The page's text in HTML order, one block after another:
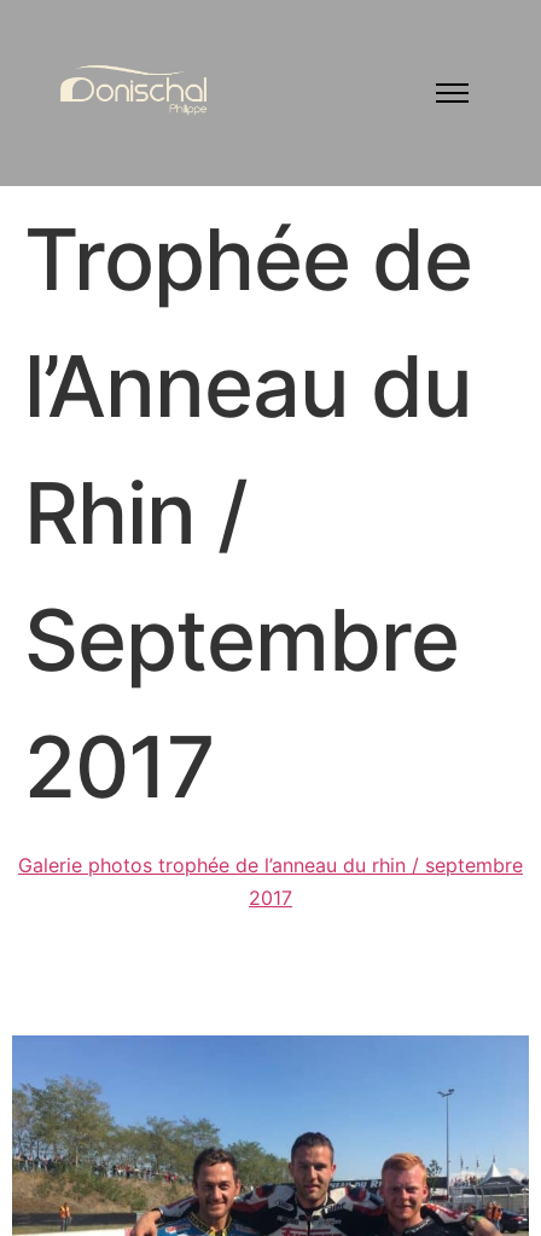
Trophée de
l’Anneau du
Rhin /
Septembre
2017
Galerie photos trophée de l’anneau du rhin / septembre
2017